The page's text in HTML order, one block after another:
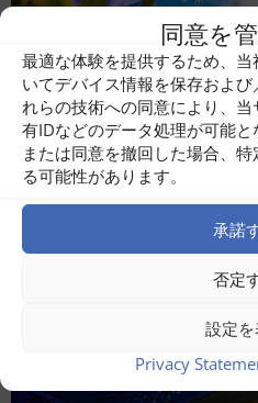
同意を
最適な体験を提供するため、
いてデバイス情報を保存およ
れらの技術への同意により、
有IDなどのデータ処理が可能と
または同意を撤回した場合、
る可能性があります。
承諾
否定
設定
Privacy
Therme